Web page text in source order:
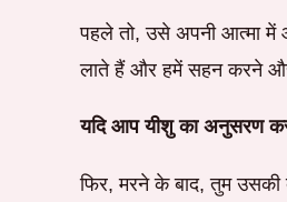
पहले तो, उसे अपनी आत्मा में
लाते हैं और हमें सहन करने
यदि आप यीशु का अनुसरण
फिर, मरने के बाद, तुम उसकी